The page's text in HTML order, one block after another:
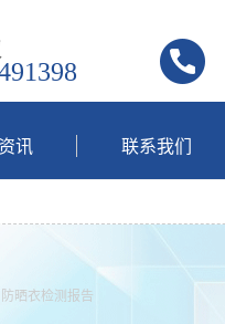
讯 联系我们
晒衣检测报告